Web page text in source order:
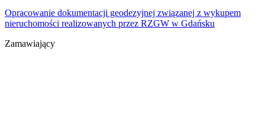
Opracowanie dokumentacji geodezyjnej związanej z wykupem
nieruchomości realizowanych przez RZGW w Gdańsku
Zamawiający